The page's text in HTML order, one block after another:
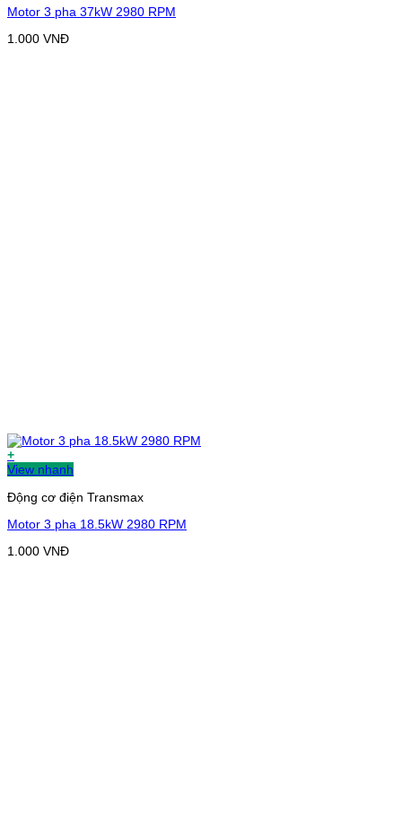
Motor 3 pha 37kW 2980 RPM
1.000 VNĐ
+
View nhanh
Động cơ điện Transmax
Motor 3 pha 18.5kW 2980 RPM
1.000 VNĐ